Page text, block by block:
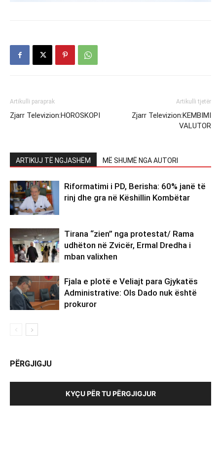
Artikulli paraprak
Zjarr Televizion:HOROSKOPI
Artikulli tjetër
Zjarr Televizion:KEMBIMI
VALUTOR
ARTIKUJ TË NGJASHËM MË SHUMË NGA AUTORI
Riformatimi i PD, Berisha: 60% janë të
rinj dhe gra në Këshillin Kombëtar
Tirana “zien” nga protestat/ Rama
udhëton në Zvicër, Ermal Dredha i
mban valixhen
Fjala e plotë e Veliajt para Gjykatës
Administrative: Ols Dado nuk është
prokuror
PËRGJIGJU
KYÇU PËR TU PËRGJIGJUR